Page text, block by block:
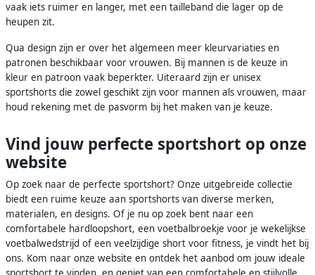
vaak iets ruimer en langer, met een tailleband die lager op de
heupen zit.
Qua design zijn er over het algemeen meer kleurvariaties en
patronen beschikbaar voor vrouwen. Bij mannen is de keuze in
kleur en patroon vaak beperkter. Uiteraard zijn er unisex
sportshorts die zowel geschikt zijn voor mannen als vrouwen, maar
houd rekening met de pasvorm bij het maken van je keuze.
Vind jouw perfecte sportshort op onze
website
Op zoek naar de perfecte sportshort? Onze uitgebreide collectie
biedt een ruime keuze aan sportshorts van diverse merken,
materialen, en designs. Of je nu op zoek bent naar een
comfortabele hardloopshort, een voetbalbroekje voor je wekelijkse
voetbalwedstrijd of een veelzijdige short voor fitness, je vindt het bij
ons. Kom naar onze website en ontdek het aanbod om jouw ideale